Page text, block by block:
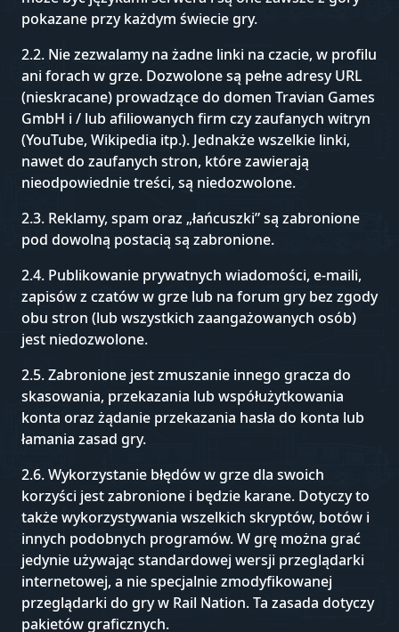
pokazane przy każdym świecie gry.
2.2. Nie zezwalamy na żadne linki na czacie, w profilu
ani forach w grze. Dozwolone są pełne adresy URL
(nieskracane) prowadzące do domen Travian Games
GmbH i / lub afiliowanych firm czy zaufanych witryn
(YouTube, Wikipedia itp.). Jednakże wszelkie linki,
nawet do zaufanych stron, które zawierają
nieodpowiednie treści, są niedozwolone.
2.3. Reklamy, spam oraz „łańcuszki” są zabronione
pod dowolną postacią są zabronione.
2.4. Publikowanie prywatnych wiadomości, e-maili,
zapisów z czatów w grze lub na forum gry bez zgody
obu stron (lub wszystkich zaangażowanych osób)
jest niedozwolone.
2.5. Zabronione jest zmuszanie innego gracza do
skasowania, przekazania lub współużytkowania
konta oraz żądanie przekazania hasła do konta lub
łamania zasad gry.
2.6. Wykorzystanie błędów w grze dla swoich
korzyści jest zabronione i będzie karane. Dotyczy to
także wykorzystywania wszelkich skryptów, botów i
innych podobnych programów. W grę można grać
jedynie używając standardowej wersji przeglądarki
internetowej, a nie specjalnie zmodyfikowanej
przeglądarki do gry w Rail Nation. Ta zasada dotyczy
pakietów graficznych.